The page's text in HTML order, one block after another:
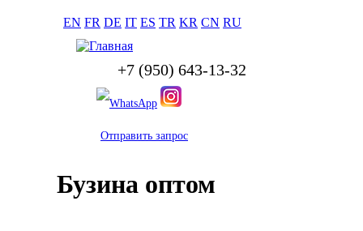
EN FR DE IT ES TR KR CN RU
+7 (950) 643-13-32
Отправить запрос
Бузина оптом